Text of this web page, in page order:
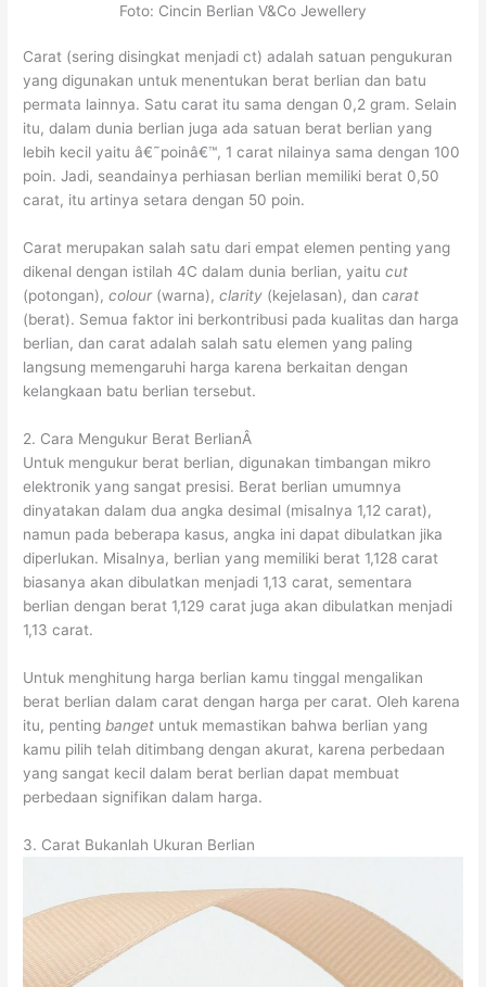
Foto: Cincin Berlian V&Co Jewellery
Carat (sering disingkat menjadi ct) adalah satuan pengukuran
yang digunakan untuk menentukan berat berlian dan batu
permata lainnya. Satu carat itu sama dengan 0,2 gram. Selain
itu, dalam dunia berlian juga ada satuan berat berlian yang
lebih kecil yaitu â€˜poinâ€™, 1 carat nilainya sama dengan 100
poin. Jadi, seandainya perhiasan berlian memiliki berat 0,50
carat, itu artinya setara dengan 50 poin.
Carat merupakan salah satu dari empat elemen penting yang
dikenal dengan istilah 4C dalam dunia berlian, yaitucut
(potongan),colour (warna), clarity (kejelasan), dan carat
(berat). Semua faktor ini berkontribusi pada kualitas dan harga
berlian, dan carat adalah salah satu elemen yang paling
langsung memengaruhi harga karena berkaitan dengan
kelangkaan batu berlian tersebut.
2. Cara Mengukur Berat BerlianÂ
Untuk mengukur berat berlian, digunakan timbangan mikro
elektronik yang sangat presisi. Berat berlian umumnya
dinyatakan dalam dua angka desimal (misalnya 1,12 carat),
namun pada beberapa kasus, angka ini dapat dibulatkan jika
diperlukan. Misalnya, berlian yang memiliki berat 1,128 carat
biasanya akan dibulatkan menjadi 1,13 carat, sementara
berlian dengan berat 1,129 carat juga akan dibulatkan menjadi
1,13 carat.
Untuk menghitung harga berlian kamu tinggal mengalikan
berat berlian dalam carat dengan harga per carat. Oleh karena
itu, penting banget untuk memastikan bahwa berlian yang
kamu pilih telah ditimbang dengan akurat, karena perbedaan
yang sangat kecil dalam berat berlian dapat membuat
perbedaan signifikan dalam harga.
3. Carat Bukanlah Ukuran Berlian